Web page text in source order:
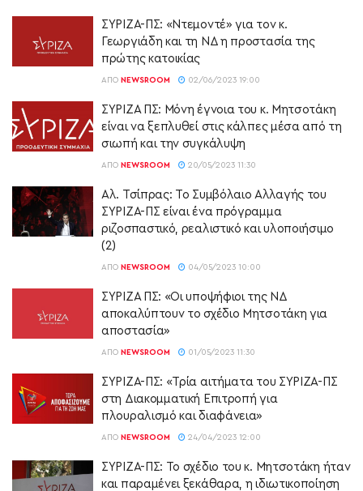
ΣΥΡΙΖΑ-ΠΣ: «Ντεμοντέ» για τον κ.
Γεωργιάδη και τη ΝΔ η προστασία της
πρώτης κατοικίας
ΑΠΌ NEWSROOM 02/06/2023 19:00
ΣΥΡΙΖΑ ΠΣ: Μόνη έγνοια του κ. Μητσοτάκη
είναι να ξεπλυθεί στις κάλπες μέσα από τη
σιωπή και την συγκάλυψη
ΑΠΌ NEWSROOM 20/05/2023 11:30
Aλ. Τσίπρας: Το Συμβόλαιο Αλλαγής του
ΣΥΡΙΖΑ-ΠΣ είναι ένα πρόγραμμα
ριζοσπαστικό, ρεαλιστικό και υλοποιήσιμο
(2)
ΑΠΌ NEWSROOM 04/05/2023 10:00
ΣΥΡΙΖΑ ΠΣ: «Οι υποψήφιοι της ΝΔ
αποκαλύπτουν το σχέδιο Μητσοτάκη για
αποστασία»
ΑΠΌ NEWSROOM 01/05/2023 11:30
ΣΥΡΙΖΑ-ΠΣ: «Τρία αιτήματα του ΣΥΡΙΖΑ-ΠΣ
στη Διακομματική Επιτροπή για
πλουραλισμό και διαφάνεια»
ΑΠΌ NEWSROOM 24/04/2023 12:00
ΣΥΡΙΖΑ-ΠΣ: Το σχέδιο του κ. Μητσοτάκη ήταν
και παραμένει ξεκάθαρα, η ιδιωτικοποίηση